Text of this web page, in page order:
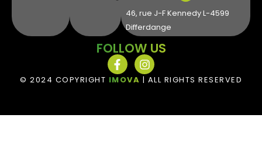
46, rue J-F Kennedy L-4599
Differdange
FOLLOW US
© 2024 COPYRIGHT IMOVA | ALL RIGHTS RESERVED